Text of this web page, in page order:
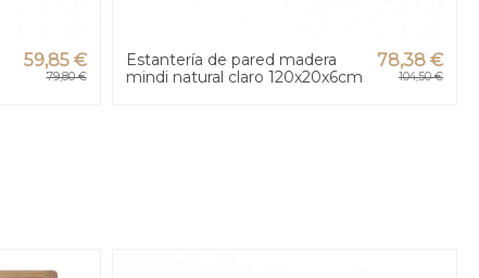
59,85 €
79,80 €
Estantería de pared madera
mindi natural claro 120x20x6cm
78,38 €
104,50 €